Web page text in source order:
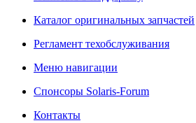
Каталог оригинальных запчастей
Регламент техобслуживания
Меню навигации
Спонсоры Solaris-Forum
Контакты